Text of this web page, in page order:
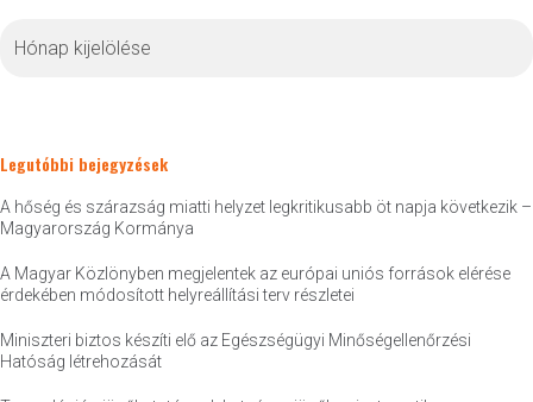
Legutóbbi bejegyzések
A hőség és szárazság miatti helyzet legkritikusabb öt napja következik –
Magyarország Kormánya
A Magyar Közlönyben megjelentek az európai uniós források elérése
érdekében módosított helyreállítási terv részletei
Miniszteri biztos készíti elő az Egészségügyi Minőségellenőrzési
Hatóság létrehozását